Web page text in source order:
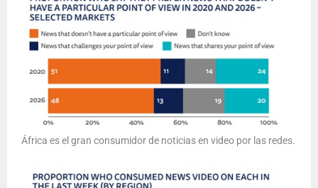
África es el gran consumidor de noticias en video por las redes.